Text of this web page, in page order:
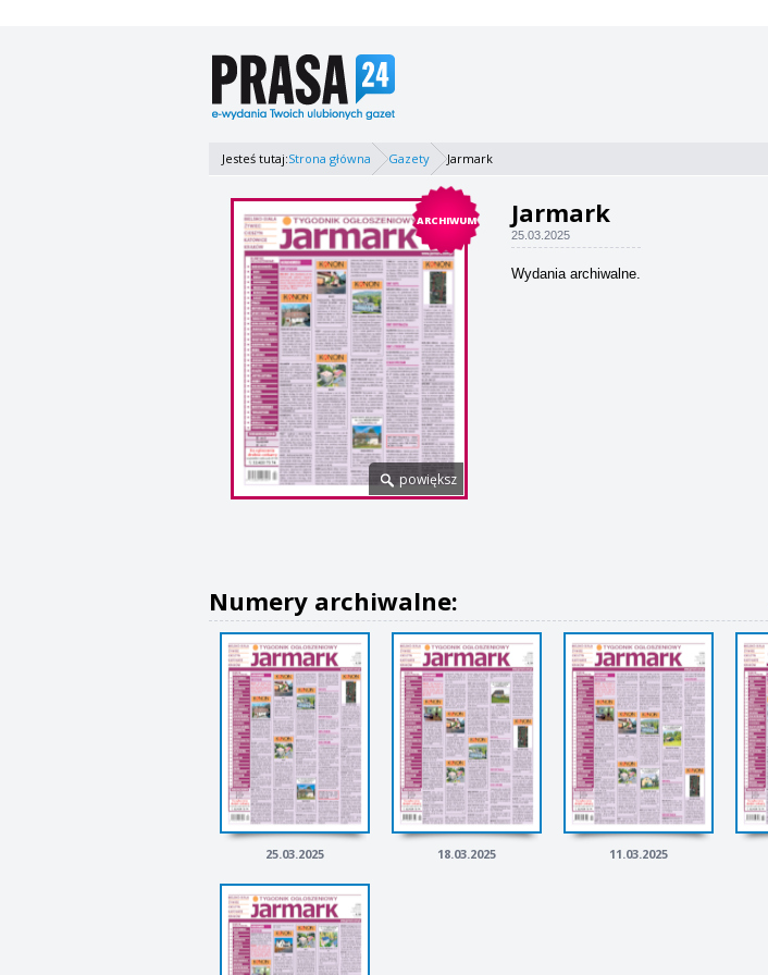
Jesteś tutaj:Strona główna Gazety Jarmark
ARCHIWUM
powiększ
Jarmark
25.03.2025
Wydania archiwalne.
Numery archiwalne:
25.03.2025 18.03.2025 11.03.2025